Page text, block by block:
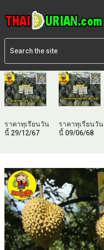
ราคาทุเรียนวัน
นี้ 29/12/67
ราคาทุเรียนวัน
นี้ 09/06/68